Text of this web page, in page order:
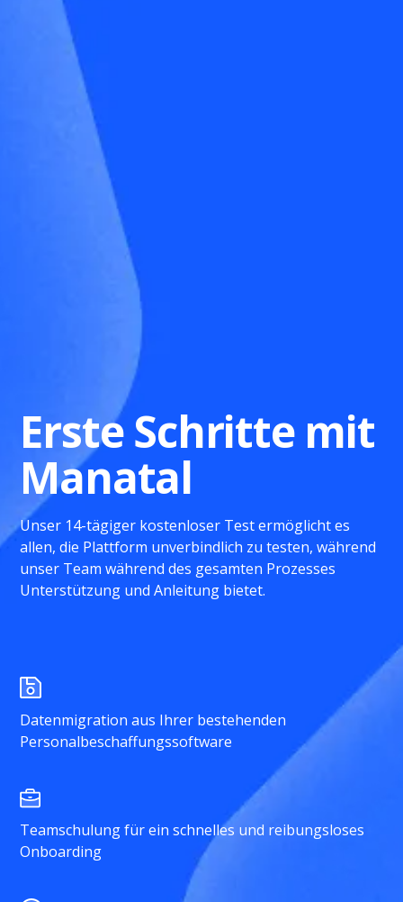
Erste Schritte mit
Manatal
Unser 14-tägiger kostenloser Test ermöglicht es
allen, die Plattform unverbindlich zu testen, während
unser Team während des gesamten Prozesses
Unterstützung und Anleitung bietet.
Datenmigration aus Ihrer bestehenden
Personalbeschaffungssoftware
Teamschulung für ein schnelles und reibungsloses
Onboarding